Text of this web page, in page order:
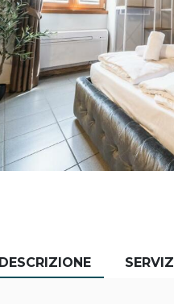
DESCRIZIONE SERVIZI